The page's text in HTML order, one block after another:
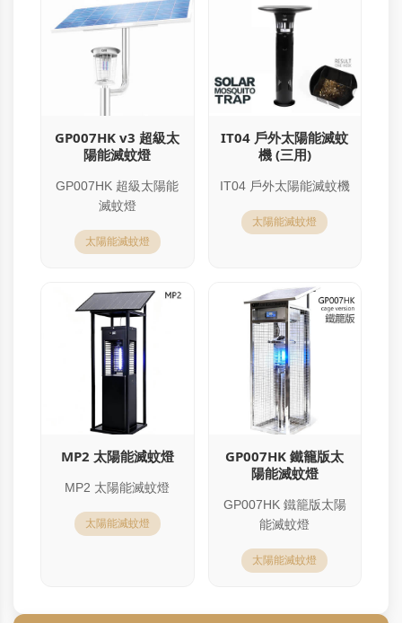
GP007HK v3 超級太
陽能滅蚊燈
GP007HK 超級太陽能
滅蚊燈
太陽能滅蚊燈
IT04 戶外太陽能滅蚊
機 (三用)
IT04 戶外太陽能滅蚊機
太陽能滅蚊燈
MP2 太陽能滅蚊燈
MP2 太陽能滅蚊燈
太陽能滅蚊燈
GP007HK 鐵籠版太
陽能滅蚊燈
GP007HK 鐵籠版太陽
能滅蚊燈
太陽能滅蚊燈